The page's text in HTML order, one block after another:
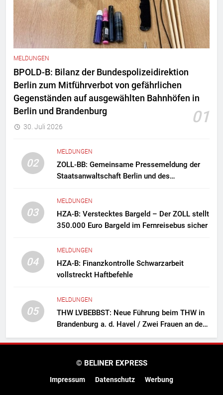
MELDUNGEN
BPOLD-B: Bilanz der Bundespolizeidirektion
Berlin zum Mitführverbot von gefährlichen
Gegenständen auf ausgewählten Bahnhöfen in
Berlin und Brandenburg
01
30. Juli 2026
02
MELDUNGEN
ZOLL-BB: Gemeinsame Pressemeldung der
Staatsanwaltschaft Berlin und des
Zollfahndung hebt mutmaßliches
Drogenlabor aus
03
MELDUNGEN
HZA-B: Verstecktes Bargeld – Der ZOLL stellt
350.000 Euro Bargeld im Fernreisebus sicher
04
MELDUNGEN
HZA-B: Finanzkontrolle Schwarzarbeit
vollstreckt Haftbefehle
05
MELDUNGEN
THW LVBEBBST: Neue Führung beim THW in
Brandenburg a. d. Havel / Zwei Frauen an der
Spitze des Ortsverbands
© BELINER EXPRESS
Impressum Datenschutz Werbung